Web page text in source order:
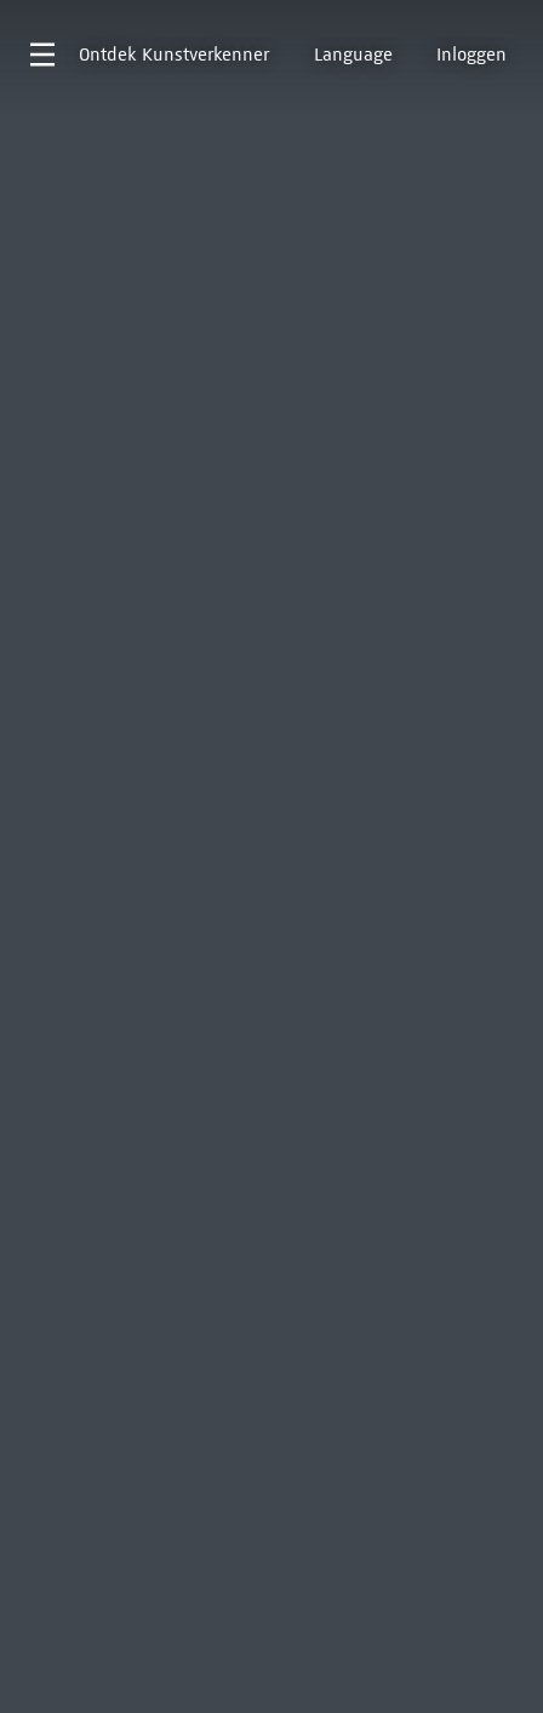
Ontdek Kunstverkenner Language Inloggen